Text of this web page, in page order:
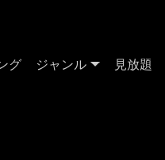
グ ジャンル 見放題